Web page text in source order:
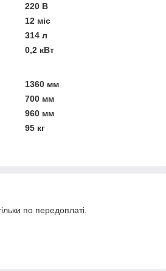
220 В
12 міс
314 л
0,2 кВт
1360 мм
700 мм
960 мм
95 кг
по передоплаті.